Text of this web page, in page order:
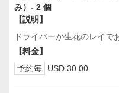
み）- 2 個
【説明】
ドライバーが生花のレイで
【料金】
予約毎
USD 30.00